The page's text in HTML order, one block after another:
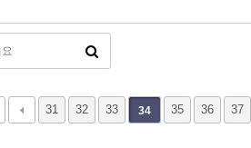
31 32 33 34 35 36 37